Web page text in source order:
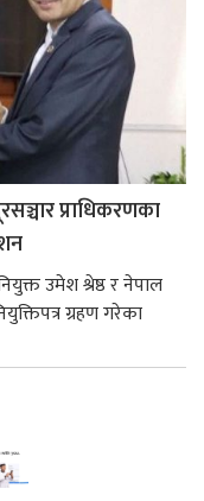
प्राधिकरणका
उमेश श्रेष्ठ र नेपाल
ग्रहण गरेका